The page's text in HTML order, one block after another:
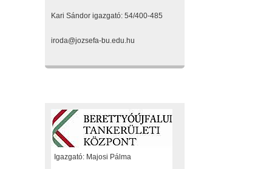
Kari Sándor igazgató: 54/400-485
iroda@jozsefa-bu.edu.hu
Igazgató: Majosi Pálma